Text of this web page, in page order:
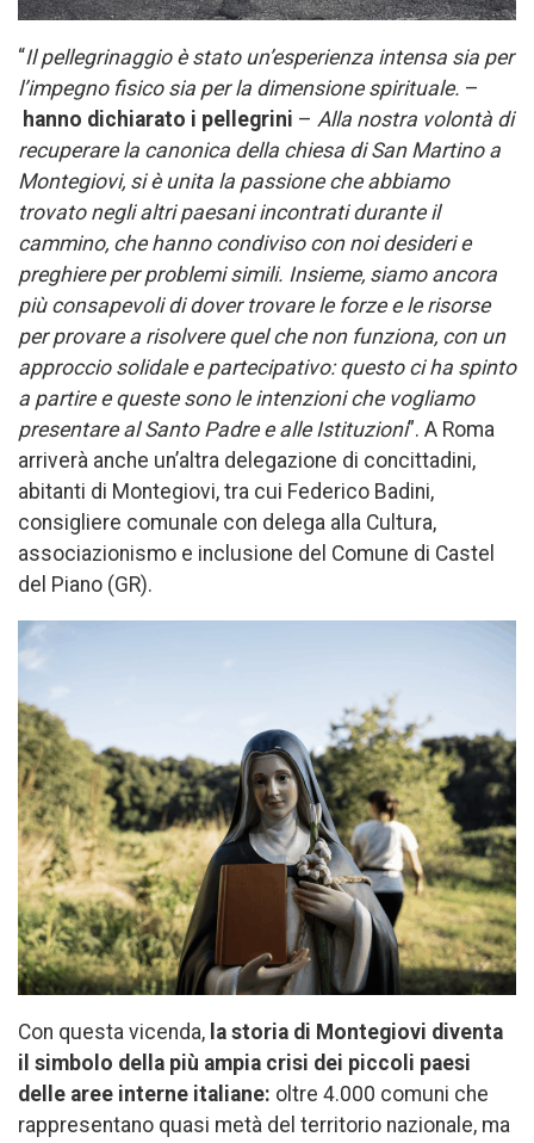
“Il pellegrinaggio è stato un’esperienza intensa sia per
l’impegno fisico sia per la dimensione spirituale. –
hanno dichiarato i pellegrini – Alla nostra volontà di
recuperare la canonica della chiesa di San Martino a
Montegiovi, si è unita la passione che abbiamo
trovato negli altri paesani incontrati durante il
cammino, che hanno condiviso con noi desideri e
preghiere per problemi simili. Insieme, siamo ancora
più consapevoli di dover trovare le forze e le risorse
per provare a risolvere quel che non funziona, con un
approccio solidale e partecipativo: questo ci ha spinto
a partire e queste sono le intenzioni che vogliamo
presentare al Santo Padre e alle Istituzioni”. A Roma
arriverà anche un’altra delegazione di concittadini,
abitanti di Montegiovi, tra cui Federico Badini,
consigliere comunale con delega alla Cultura,
associazionismo e inclusione del Comune di Castel
del Piano (GR).
Con questa vicenda, la storia di Montegiovi diventa
il simbolo della più ampia crisi dei piccoli paesi
delle aree interne italiane: oltre 4.000 comuni che
rappresentano quasi metà del territorio nazionale, ma